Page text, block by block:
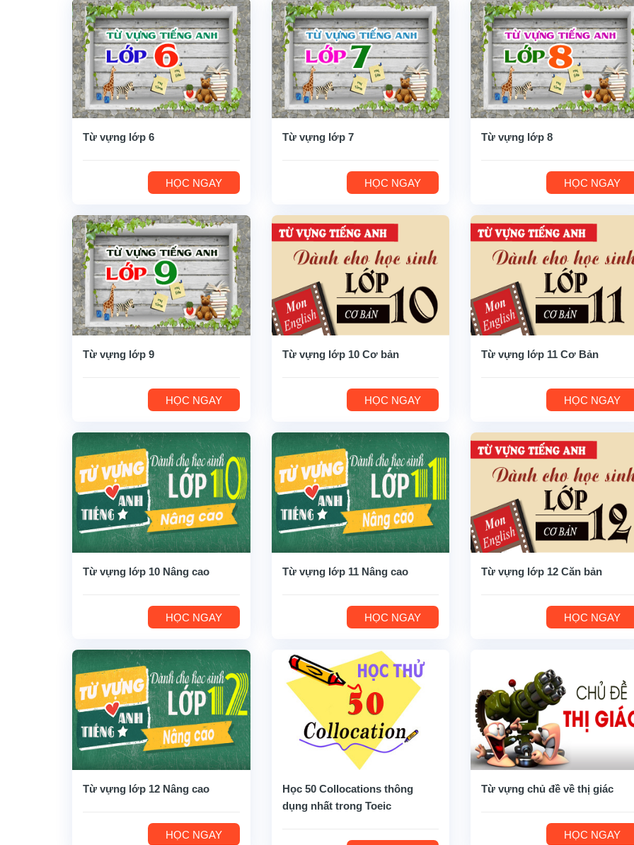
Từ vựng lớp 6
HỌC NGAY
Từ vựng lớp 7
HỌC NGAY
Từ vựng lớp 8
HỌC NGAY
Từ vựng lớp 9
HỌC NGAY
Từ vựng lớp 10 Cơ bản
HỌC NGAY
Từ vựng lớp 11 Cơ Bản
HỌC NGAY
Từ vựng lớp 10 Nâng cao
HỌC NGAY
Từ vựng lớp 11 Nâng cao
HỌC NGAY
Từ vựng lớp 12 Căn bản
HỌC NGAY
Từ vựng lớp 12 Nâng cao
HỌC NGAY
Học 50 Collocations thông
dụng nhất trong Toeic
Từ vựng chủ đề về thị giác
HỌC NGAY